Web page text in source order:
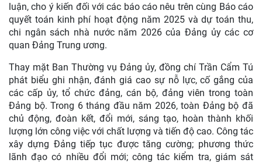
luận, cho ý kiến đối với các báo cáo nêu trên cùng Báo cáo
quyết toán kinh phí hoạt động năm 2025 và dự toán thu,
chi ngân sách nhà nước năm 2026 của Đảng ủy các cơ
quan Đảng Trung ương.
Thay mặt Ban Thường vụ Đảng ủy, đồng chí Trần Cẩm Tú
phát biểu ghi nhận, đánh giá cao sự nỗ lực, cố gắng của
các cấp ủy, tổ chức đảng, cán bộ, đảng viên trong toàn
Đảng bộ. Trong 6 tháng đầu năm 2026, toàn Đảng bộ đã
chủ động, đoàn kết, đổi mới, sáng tạo, hoàn thành khối
lượng lớn công việc với chất lượng và tiến độ cao. Công tác
xây dựng Đảng tiếp tục được tăng cường; phương thức
lãnh đạo có nhiều đổi mới; công tác kiểm tra, giám sát